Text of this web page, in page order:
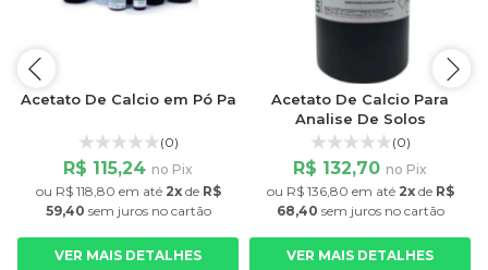
Acetato De Calcio em Pó Pa
(0)
R$ 115,24 no Pix
ou R$ 118,80 em até 2xde R$
59,40 sem jurosno cartão
VER MAIS DETALHES
Acetato De Calcio Para
Analise De Solos
(0)
R$ 132,70 no Pix
ou R$ 136,80 em até 2xde R$
68,40 sem jurosno cartão
VER MAIS DETALHES